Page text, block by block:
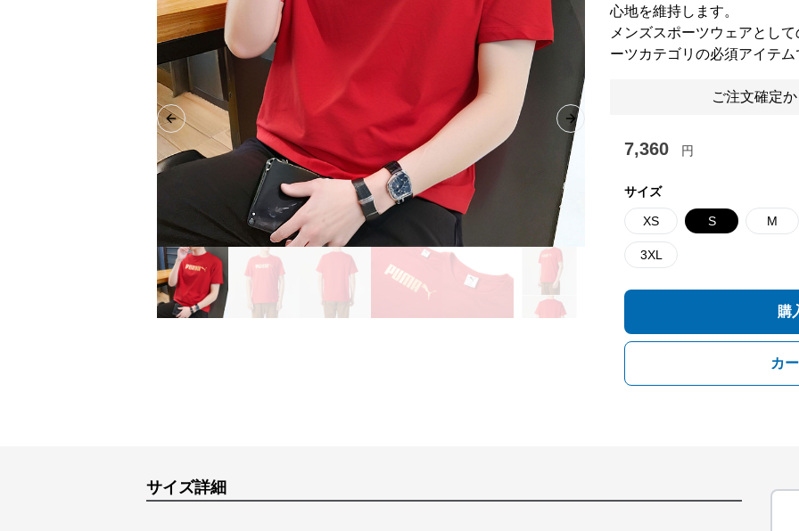
Previous slide Next slide
心地を維持します。
メンズスポーツウェアとし
ーツカテゴリの必須アイテム
ご注文確定
7,360 円
サイズ
XS S M
3XL
購
カ
サイズ詳細